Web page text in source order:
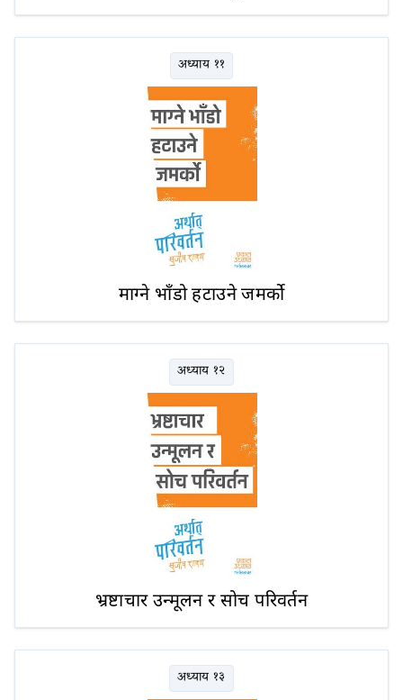
अध्याय ११
माग्ने भाँडो हटाउने जमर्को
अध्याय १२
भ्रष्टाचार उन्मूलन र सोच परिवर्तन
अध्याय १३